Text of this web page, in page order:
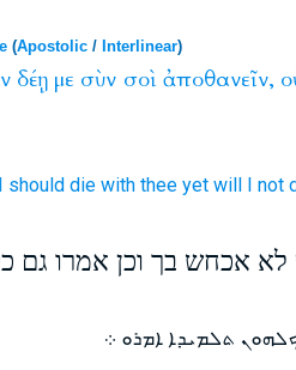
(Apostolic/ Interlinear)
δέῃ με σὺν σοὶ ἀποθανεῖν,
I should die with thee yet will I not
אכחש בך וכן אמרו גם
ܬܠܡܝܕܐ ܐܡܪܘ ܀